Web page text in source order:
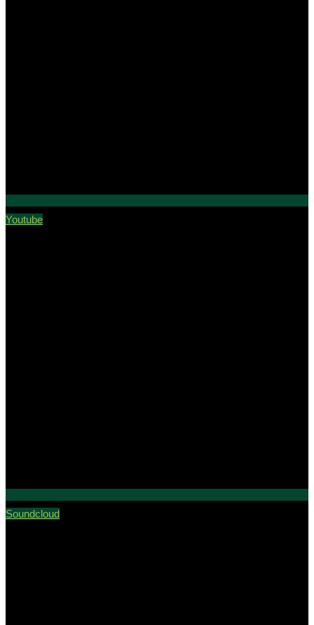
Youtube
Soundcloud